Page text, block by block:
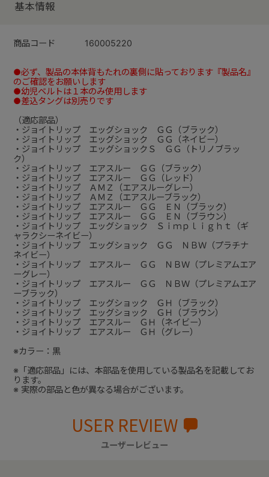
基本情報
商品コード 160005220
●必ず、製品の本体背もたれの裏側に貼っております『製品名』
のご確認をお願いします
●幼児ベルトは１本のみ使用します
●差込タングは別売りです
（適応部品）
・ジョイトリップ エッグショック ＧＧ（ブラック）
・ジョイトリップ エッグショック ＧＧ（ネイビー）
・ジョイトリップ エッグショックＳ ＧＧ（トリノブラッ
ク）
・ジョイトリップ エアスルー ＧＧ（ブラック）
・ジョイトリップ エアスルー ＧＧ（レッド）
・ジョイトリップ ＡＭＺ（エアスルーグレー）
・ジョイトリップ ＡＭＺ（エアスルーブラック）
・ジョイトリップ エアスルー ＧＧ ＥＮ（ブラック）
・ジョイトリップ エアスルー ＧＧ ＥＮ（ブラウン）
・ジョイトリップ エッグショック Ｓｉｍｐｌｉｇｈｔ（ギ
ャラクシーネイビー）
・ジョイトリップ エッグショック ＧＧ ＮＢＷ（プラチナ
ネイビー）
・ジョイトリップ エアスルー ＧＧ ＮＢＷ（プレミアムエア
ーグレー）
・ジョイトリップ エアスルー ＧＧ ＮＢＷ（プレミアムエア
ーブラック）
・ジョイトリップ エッグショック ＧＨ（ブラック）
・ジョイトリップ エッグショック ＧＨ（ブラウン）
・ジョイトリップ エアスルー ＧＨ（ネイビー）
・ジョイトリップ エアスルー ＧＨ（グレー）
※カラー：黒
※「適応部品」には、本部品を使用している製品名を記載してお
ります。
※ 実際の部品と色が異なる場合がございます。
USER REVIEW
ユーザーレビュー